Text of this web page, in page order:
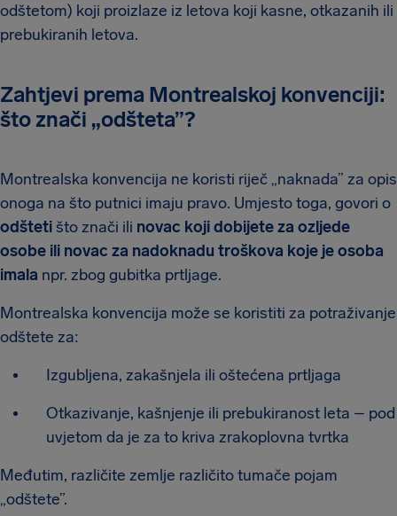
odštetom) koji proizlaze iz letova koji kasne, otkazanih ili
prebukiranih letova.
Zahtjevi prema Montrealskoj konvenciji:
što znači „odšteta”?
Montrealska konvencija ne koristi riječ „naknada” za opis
onoga na što putnici imaju pravo. Umjesto toga, govori o
odštetišto znači ili novac koji dobijete za ozljede
osobe ili novac za nadoknadu troškova koje je osoba
imala npr. zbog gubitka prtljage.
Montrealska konvencija može se koristiti za potraživanje
odštete za:
Izgubljena, zakašnjela ili oštećena prtljaga
Otkazivanje, kašnjenje ili prebukiranost leta – pod
uvjetom da je za to kriva zrakoplovna tvrtka
Međutim, različite zemlje različito tumače pojam
„odštete”.